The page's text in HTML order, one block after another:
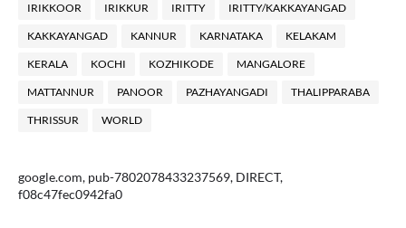
IRIKKOOR IRIKKUR IRITTY IRITTY/KAKKAYANGAD
KAKKAYANGAD KANNUR KARNATAKA KELAKAM
KERALA KOCHI KOZHIKODE MANGALORE
MATTANNUR PANOOR PAZHAYANGADI THALIPPARABA
THRISSUR WORLD
google.com, pub-7802078433237569, DIRECT,
f08c47fec0942fa0